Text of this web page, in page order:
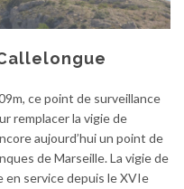
ce point de surveillance
remplacer la vigie de
aujourd’hui un point de
de Marseille. La vigie de
en service depuis le XVIe